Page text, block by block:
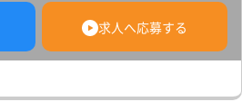
求人へ応募する